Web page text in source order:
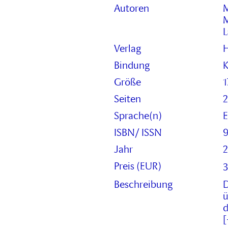
Autoren
Verlag
Bindung
Größe
Seiten
Sprache(n)
ISBN/ ISSN
Jahr
Preis (EUR)
Beschreibung